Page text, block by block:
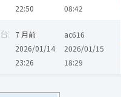
22:50
08:42
台嘉碩 信昌電
7 月前
2026/01/14
23:26
ac616
2026/01/15
18:29